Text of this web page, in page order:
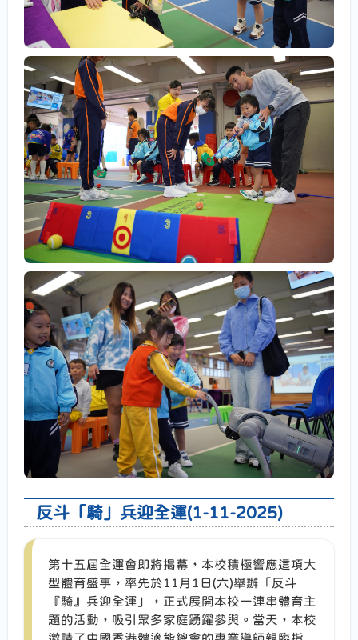
反斗「騎」兵迎全運(1-11-2025)
第十五屆全運會即將揭幕，本校積極響應這項大
型體育盛事，率先於11月1日(六)舉辦「反斗
『騎』兵迎全運」，正式展開本校一連串體育主
題的活動，吸引眾多家庭踴躍參與。當天，本校